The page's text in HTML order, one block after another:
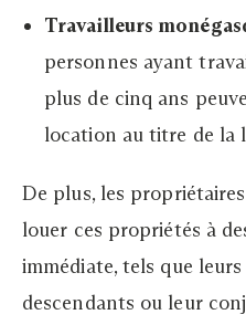
Travailleurs
personnes ayant
plus de cinq ans
location au titre de la
De plus, les
louer ces propriétés à
immédiate, tels que
descendants ou leur